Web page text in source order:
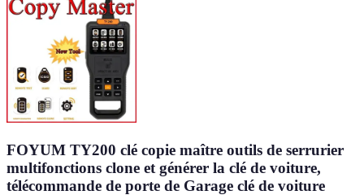
FOYUM TY200 clé copie maître outils de serrurier
multifonctions clone et générer la clé de voiture,
télécommande de porte de Garage clé de voiture